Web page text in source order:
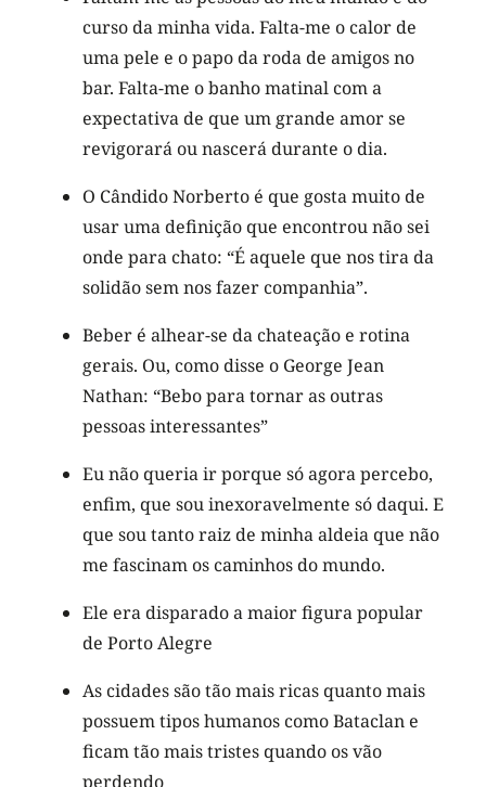
curso da minha vida. Falta-me o calor de
uma pele e o papo da roda de amigos no
bar. Falta-me o banho matinal com a
expectativa de que um grande amor se
revigorará ou nascerá durante o dia.
O Cândido Norberto é que gosta muito de
usar uma definição que encontrou não sei
onde para chato: “É aquele que nos tira da
solidão sem nos fazer companhia”.
Beber é alhear-se da chateação e rotina
gerais. Ou, como disse o George Jean
Nathan: “Bebo para tornar as outras
pessoas interessantes”
Eu não queria ir porque só agora percebo,
enfim, que sou inexoravelmente só daqui. E
que sou tanto raiz de minha aldeia que não
me fascinam os caminhos do mundo.
Ele era disparado a maior figura popular
de Porto Alegre
As cidades são tão mais ricas quanto mais
possuem tipos humanos como Bataclan e
ficam tão mais tristes quando os vão
perdendo